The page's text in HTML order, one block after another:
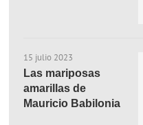
15 julio 2023
Las mariposas
amarillas de
Mauricio Babilonia